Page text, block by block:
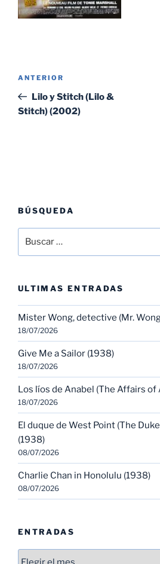
entradas
Entrada
anterior:
ANTERIOR
Lilo y Stitch (Lilo &
Stitch) (2002)
BÚSQUEDA
por:
ULTIMAS ENTRADAS
Mister Wong, detective (Mr.
18/07/2026
Give Me a Sailor (1938)
18/07/2026
Los líos de Anabel (The Affairs of
18/07/2026
El duque de West Point (The
(1938)
08/07/2026
Charlie Chan in Honolulu (1938)
08/07/2026
ENTRADAS
Entradas